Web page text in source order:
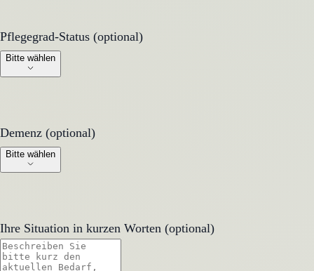
Pflegegrad-Status (optional)
Pflegegrad-Status (optional)
Bitte wählen
Demenz (optional)
Demenz (optional)
Bitte wählen
Ihre Situation in kurzen Worten (optional)